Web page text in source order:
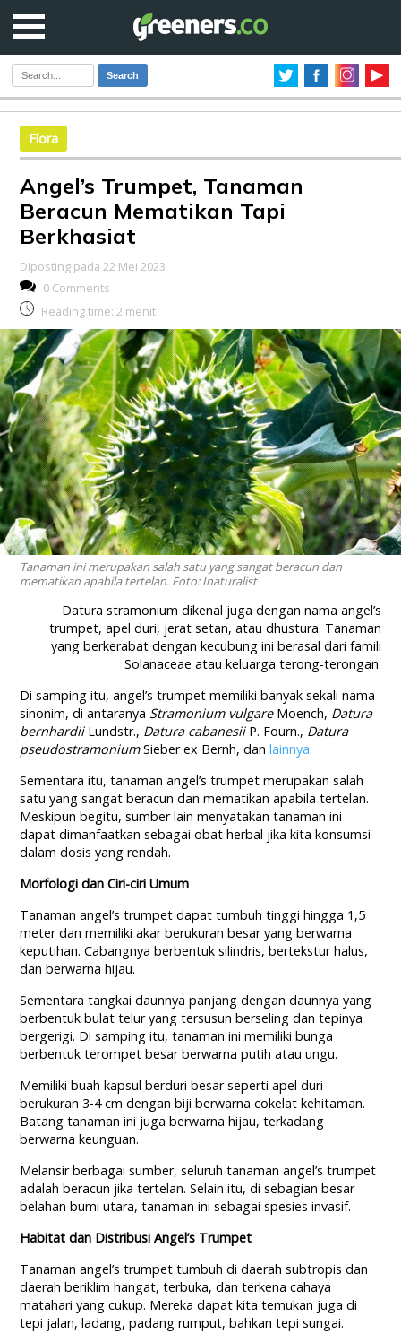
Search
Flora
Angel’s Trumpet, Tanaman
Beracun Mematikan Tapi
Berkhasiat
Diposting pada 22 Mei 2023
0 Comments
Reading time: 2 menit
Tanaman ini merupakan salah satu yang sangat beracun dan
mematikan apabila tertelan. Foto: Inaturalist
Datura stramonium dikenal juga dengan nama angel’s
trumpet, apel duri, jerat setan, atau dhustura. Tanaman
yang berkerabat dengan kecubung ini berasal dari famili
Solanaceae atau keluarga terong-terongan.
Di samping itu, angel’s trumpet memiliki banyak sekali nama
sinonim, di antaranya Stramonium vulgareMoench, Datura
bernhardiiLundstr., Datura cabanesiiP. Fourn., Datura
pseudostramoniumSieber ex Bernh, danlainnya.
Sementara itu, tanaman angel’s trumpet merupakan salah
satu yang sangat beracun dan mematikan apabila tertelan.
Meskipun begitu, sumber lain menyatakan tanaman ini
dapat dimanfaatkan sebagai obat herbal jika kita konsumsi
dalam dosis yang rendah.
Morfologi dan Ciri-ciri Umum
Tanaman angel’s trumpet dapat tumbuh tinggi hingga 1,5
meter dan memiliki akar berukuran besar yang berwarna
keputihan. Cabangnya berbentuk silindris, bertekstur halus,
dan berwarna hijau.
Sementara tangkai daunnya panjang dengan daunnya yang
berbentuk bulat telur yang tersusun berseling dan tepinya
bergerigi. Di samping itu, tanaman ini memiliki bunga
berbentuk terompet besar berwarna putih atau ungu.
Memiliki buah kapsul berduri besar seperti apel duri
berukuran 3-4 cm dengan biji berwarna cokelat kehitaman.
Batang tanaman ini juga berwarna hijau, terkadang
berwarna keunguan.
Melansir berbagai sumber, seluruh tanaman angel’s trumpet
adalah beracun jika tertelan. Selain itu, di sebagian besar
belahan bumi utara, tanaman ini sebagai spesies invasif.
Habitat dan Distribusi Angel’s Trumpet
Tanaman angel’s trumpet tumbuh di daerah subtropis dan
daerah beriklim hangat, terbuka, dan terkena cahaya
matahari yang cukup. Mereka dapat kita temukan juga di
tepi jalan, ladang, padang rumput, bahkan tepi sungai.